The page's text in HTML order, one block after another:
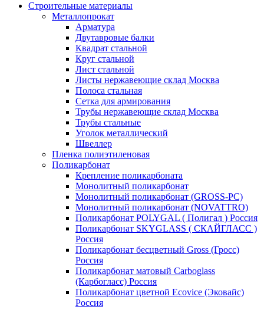
Строительные материалы
Металлопрокат
Арматура
Двутавровые балки
Квадрат стальной
Круг стальной
Лист стальной
Листы нержавеющие склад Москва
Полоса стальная
Сетка для армирования
Трубы нержавеющие склад Москва
Трубы стальные
Уголок металлический
Швеллер
Пленка полиэтиленовая
Поликарбонат
Крепление поликарбоната
Монолитный поликарбонат
Монолитный поликарбонат (GROSS-PC)
Монолитный поликарбонат (NOVATTRO)
Поликарбонат POLYGAL ( Полигал ) Россия
Поликарбонат SKYGLASS ( СКАЙГЛАСС )
Россия
Поликарбонат бесцветный Gross (Гросс)
Россия
Поликарбонат матовый Carboglass
(Карбогласс) Россия
Поликарбонат цветной Ecovice (Эковайс)
Россия